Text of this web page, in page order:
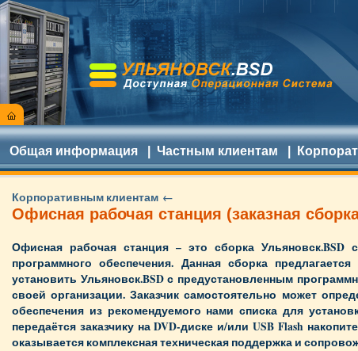
Общая информация Частным клиентам
Корпоративным клиентам ←
Офисная рабочая станция (заказная
Офисная рабочая станция – это сборка Ульяновск.BSD
программного обеспечения. Данная сборка
установить Ульяновск.BSD с предустановленным
своей организации. Заказчик самостоятельно может
обеспечения из рекомендуемого нами списка для
передаётся заказчику на DVD-диске и/или USB Flash
оказывается комплексная техническая поддержка и